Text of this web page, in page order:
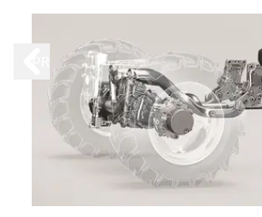
PREVIOUS